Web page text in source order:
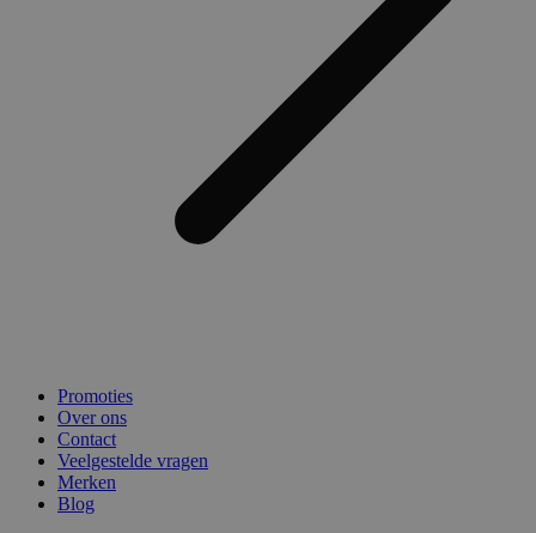
Promoties
Over ons
Contact
Veelgestelde vragen
Merken
Blog